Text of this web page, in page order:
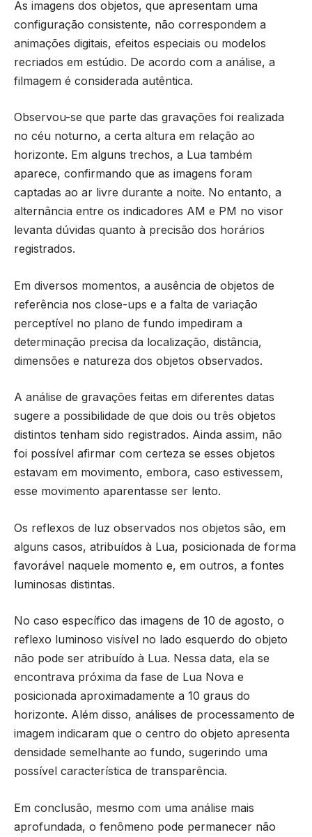
As imagens dos objetos, que apresentam uma
configuração consistente, não correspondem a
animações digitais, efeitos especiais ou modelos
recriados em estúdio. De acordo com a análise, a
filmagem é considerada autêntica.
Observou-se que parte das gravações foi realizada
no céu noturno, a certa altura em relação ao
horizonte. Em alguns trechos, a Lua também
aparece, confirmando que as imagens foram
captadas ao ar livre durante a noite. No entanto, a
alternância entre os indicadores AM e PM no visor
levanta dúvidas quanto à precisão dos horários
registrados.
Em diversos momentos, a ausência de objetos de
referência nos close-ups e a falta de variação
perceptível no plano de fundo impediram a
determinação precisa da localização, distância,
dimensões e natureza dos objetos observados.
A análise de gravações feitas em diferentes datas
sugere a possibilidade de que dois ou três objetos
distintos tenham sido registrados. Ainda assim, não
foi possível afirmar com certeza se esses objetos
estavam em movimento, embora, caso estivessem,
esse movimento aparentasse ser lento.
Os reflexos de luz observados nos objetos são, em
alguns casos, atribuídos à Lua, posicionada de forma
favorável naquele momento e, em outros, a fontes
luminosas distintas.
No caso específico das imagens de 10 de agosto, o
reflexo luminoso visível no lado esquerdo do objeto
não pode ser atribuído à Lua. Nessa data, ela se
encontrava próxima da fase de Lua Nova e
posicionada aproximadamente a 10 graus do
horizonte. Além disso, análises de processamento de
imagem indicaram que o centro do objeto apresenta
densidade semelhante ao fundo, sugerindo uma
possível característica de transparência.
Em conclusão, mesmo com uma análise mais
aprofundada, o fenômeno pode permanecer não